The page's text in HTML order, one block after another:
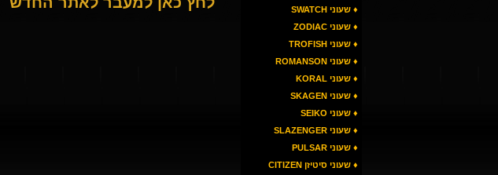
♦ שעוני SWATCH
♦ שעוני ZODIAC
♦ שעוני TROFISH
♦ שעוני ROMANSON
♦ שעוני KORAL
♦ שעוני SKAGEN
♦ שעוני SEIKO
♦ שעוני SLAZENGER
♦ שעוני PULSAR
♦ שעוני סיטיזן CITIZEN